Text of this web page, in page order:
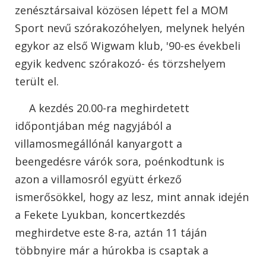
zenésztársaival közösen lépett fel a MOM
Sport nevű szórakozóhelyen, melynek helyén
egykor az első Wigwam klub, '90-es évekbeli
egyik kedvenc szórakozó- és törzshelyem
terült el.
A kezdés 20.00-ra meghirdetett
időpontjában még nagyjából a
villamosmegállónál kanyargott a
beengedésre várók sora, poénkodtunk is
azon a villamosról együtt érkező
ismerősökkel, hogy az lesz, mint annak idején
a Fekete Lyukban, koncertkezdés
meghirdetve este 8-ra, aztán 11 táján
többnyire már a húrokba is csaptak a